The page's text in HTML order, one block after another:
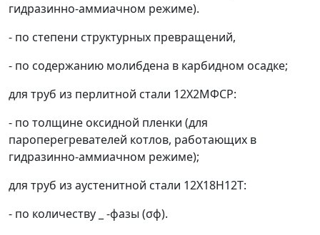
гидразинно-аммиачном режиме).
- по степени структурных превращений,
- по содержанию молибдена в карбидном осадке;
для труб из перлитной стали 12Х2МФСР:
- по толщине оксидной пленки (для
пароперегревателей котлов, работающих в
гидразинно-аммиачном режиме);
для труб из аустенитной стали 12Х18Н12Т:
- по количеству _ -фазы (σф).